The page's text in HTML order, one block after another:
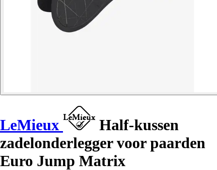
LeMieux
Half-kussen
zadelonderlegger voor paarden
Euro Jump Matrix